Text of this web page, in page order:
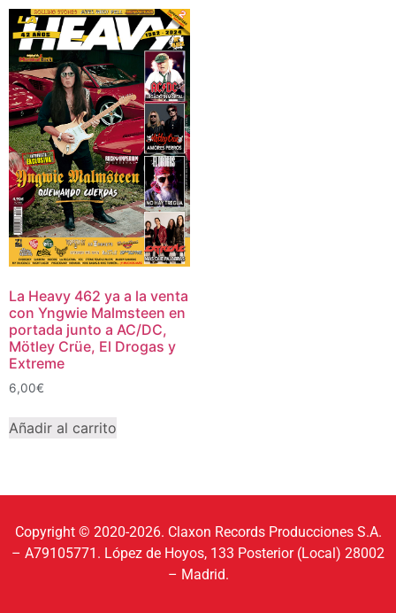
La Heavy 462 ya a la venta
con Yngwie Malmsteen en
portada junto a AC/DC,
Mötley Crüe, El Drogas y
Extreme
6,00€
Añadir al carrito
Copyright © 2020-2026. Claxon Records Producciones S.A.
– A79105771. López de Hoyos, 133 Posterior (Local) 28002
– Madrid.